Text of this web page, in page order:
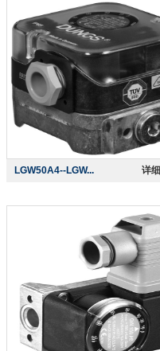
LGW50A4--LGW... 详